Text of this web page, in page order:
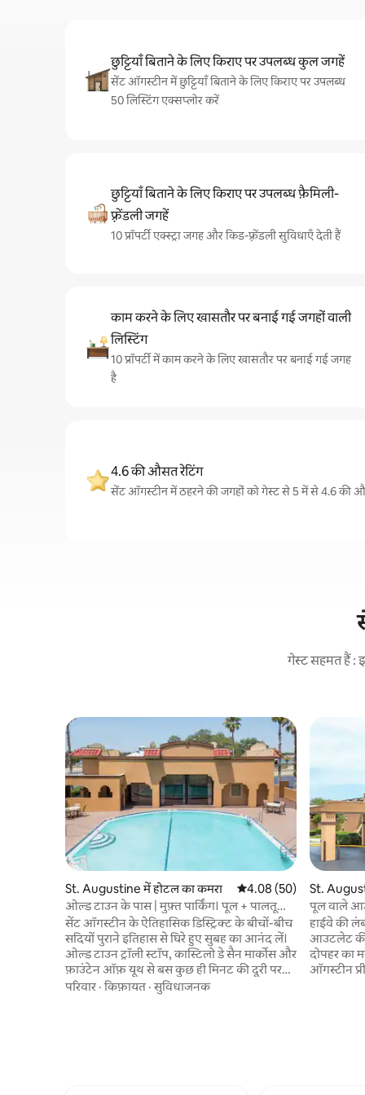
छुट्टियाँ बिताने के लिए किराए पर उपलब्ध कुल जगहें
सेंट ऑगस्टीन में छुट्टियाँ बिताने के लिए किराए पर उपलब्ध
50 लिस्टिंग एक्सप्लोर करें
छुट्टियाँ बिताने के लिए किराए पर उपलब्ध फ़ैमिली-
फ़्रेंडली जगहें
10 प्रॉपर्टी एक्स्ट्रा जगह और किड-फ़्रेंडली सुविधाएँ देती हैं
काम करने के लिए खासतौर पर बनाई गई जगहों वाली
लिस्टिंग
10 प्रॉपर्टी में काम करने के लिए खासतौर पर बनाई गई जगह
है
4.6 की औसत रेटिंग
सेंट ऑगस्टीन में ठहरने की जगहों को गेस्ट से 5 में से 4.6 की
गेस्ट सहमत हैं :
St. Augustine में होटल का कमरा औसत रेटिंग 5 में से 4.08, 50
4.08 (50)
ओल्ड टाउन के पास | मुफ़्त पार्किंग। पूल + पालतू
जीवों के लिए अनुकूल
सेंट ऑगस्टीन के ऐतिहासिक डिस्ट्रिक्ट के बीचों-बीच
सदियों पुराने इतिहास से घिरे हुए सुबह का आनंद लें।
ओल्ड टाउन ट्रॉली स्टॉप, कास्टिलो डे सैन मार्कोस और
फ़ाउंटेन ऑफ़ यूथ से बस कुछ ही मिनट की दूरी पर
मौजूद यह ठिकाना आपको शहर की दिग्गज हस्तियों,
दुकानों और दर्शनीय स्थलों के बेहद करीब ले आता है।
परिवार ·किफ़ायत ·सुविधाजनक
St.
पूल वाले
हाईवे की
आउटलेट की
दोपहर का
ऑगस्टीन
की शुरुआत